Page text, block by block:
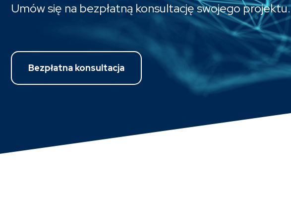
Umów się na bezpłatną konsultację swojego projektu.
Bezpłatna konsultacja